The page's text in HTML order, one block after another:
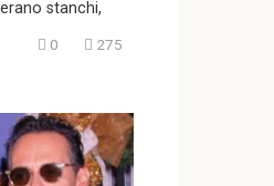
stanchi,
0 275